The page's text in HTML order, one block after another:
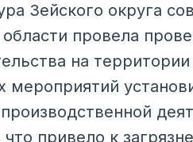
Зейского округа
провела
на
мероприятий
что привело к